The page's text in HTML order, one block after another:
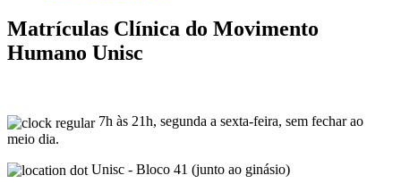
Matrículas Clínica do Movimento
Humano Unisc
7h às 21h, segunda a sexta-feira, sem fechar ao
meio dia.
Unisc - Bloco 41 (junto ao ginásio)